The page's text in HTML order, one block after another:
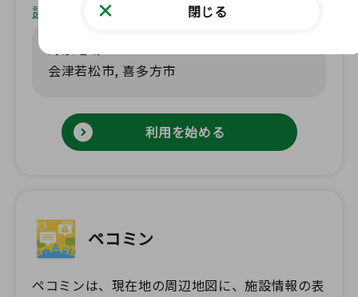
て利用されています。また、防災情報など市から
ます。 【主な機能】 ・団体・グループの連絡網
機能 ・意見交換やコミュニケーションをするた
報等の情報メール配信機能
詳細はこちら
対象地域 :
会津若松市, 喜多方市
利用を始める
ペコミン
ペコミンは、現在地の周辺地図に、施設情報の表
閉じる